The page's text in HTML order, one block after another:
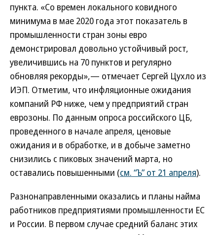
пункта. «Со времен локального ковидного
минимума в мае 2020 года этот показатель в
промышленности стран зоны евро
демонстрировал довольно устойчивый рост,
увеличившись на 70 пунктов и регулярно
обновляя рекорды»,— отмечает Сергей Цухло из
ИЭП. Отметим, что инфляционные ожидания
компаний РФ ниже, чем у предприятий стран
еврозоны. По данным опроса российского ЦБ,
проведенного в начале апреля, ценовые
ожидания и в обработке, и в добыче заметно
снизились с пиковых значений марта, но
оставались повышенными (см. “Ъ” от 21 апреля).
Разнонаправленными оказались и планы найма
работников предприятиями промышленности ЕС
и России. В первом случае средний баланс этих